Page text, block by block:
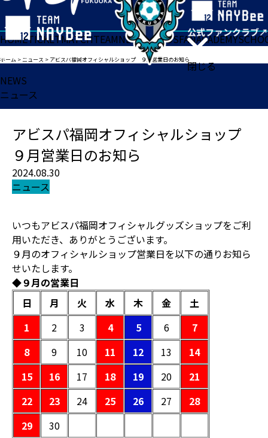
閉じる
HOMETICKETMATCHTEAMNEWSGOODSFANACADEMY
ホーム >ニュース > アビスパ福岡オフィシャルショップ ９月営業日のお知ら
NEWS
ニュース
アビスパ福岡オフィシャルショップ
９月営業日のお知ら
2024.08.30
ニュース
いつもアビスパ福岡オフィシャルグッズショップをご利
用いただき、ありがとうございます。
９月のオフィシャルショップ営業日を以下の通りお知ら
せいたします。
◆９月の営業日
日
月 火 水 木 金
土
1
2 3 4 5 6
7
8
9 10 11 12 13
14
15
16 17 18 19 20
21
22
23 24 25 26 27
28
29
30